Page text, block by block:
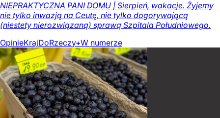
NIEPRAKTYCZNA PANI DOMU | Sierpień, wakacje. Żyjemy
nie tylko inwazją na Ceutę, nie tylko dogorywającą
(niestety nierozwiązaną) sprawą Szpitala Południowego.
OpinieKrajDoRzeczy+W numerze